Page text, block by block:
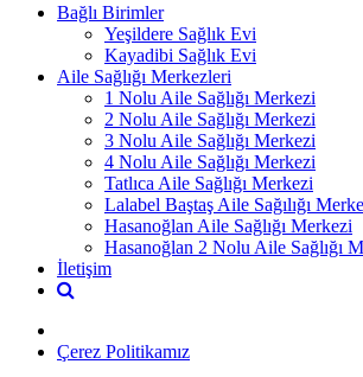
Bağlı Birimler
Yeşildere Sağlık Evi
Kayadibi Sağlık Evi
Aile Sağlığı Merkezleri
1 Nolu Aile Sağlığı Merkezi
2 Nolu Aile Sağlığı Merkezi
3 Nolu Aile Sağlığı Merkezi
4 Nolu Aile Sağlığı Merkezi
Tatlıca Aile Sağlığı Merkezi
Lalabel Baştaş Aile Sağılığı
Hasanoğlan Aile Sağlığı Merkezi
Hasanoğlan 2 Nolu Aile Sağlığı
İletişim
Çerez Politikamız